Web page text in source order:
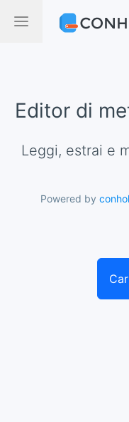
Editor di
Leggi, estrai e modifica metadati da MSG
Powered by